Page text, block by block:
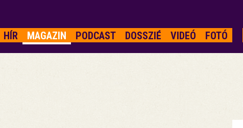
HÍR MAGAZIN PODCAST DOSSZIÉ VIDEÓ FOTÓ